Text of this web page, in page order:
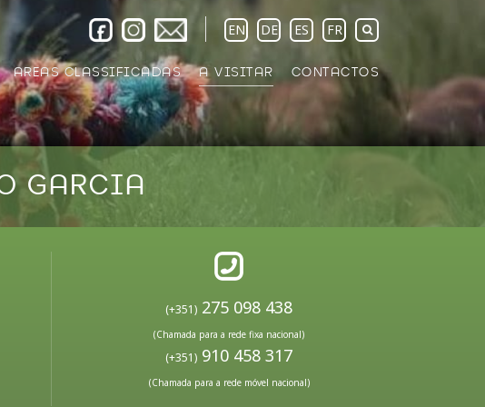
EN DE ES FR
AREAS CLASSIFICADAS A VISITAR CONTACTOS
GARCIA
(+351) 275 098 438
(Chamada para a rede fixa nacional)
(+351) 910 458 317
(Chamada para a rede móvel nacional)